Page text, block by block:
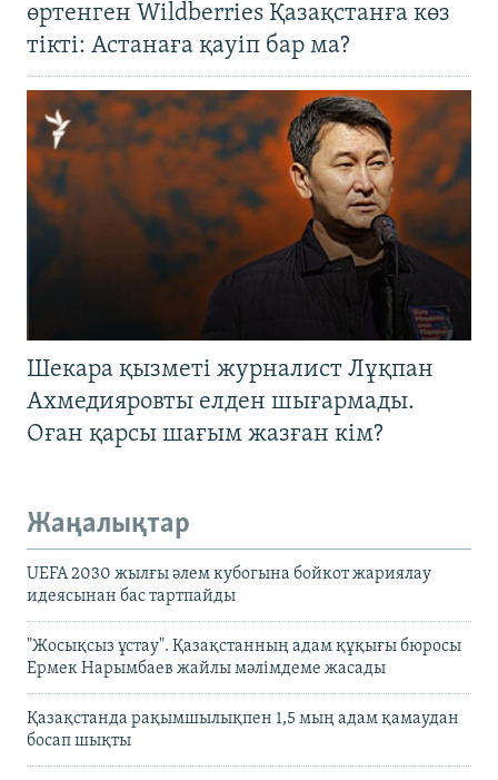
өртенген Wildberries Қазақстанға көз
тікті: Астанаға қауіп бар ма?
Шекара қызметі журналист Лұқпан
Ахмедияровты елден шығармады.
Оған қарсы шағым жазған кім?
Жаңалықтар
UEFA 2030 жылғы әлем кубогына бойкот жариялау
идеясынан бас тартпайды
"Жосықсыз ұстау". Қазақстанның адам құқығы бюросы
Ермек Нарымбаев жайлы мәлімдеме жасады
Қазақстанда рақымшылықпен 1,5 мың адам қамаудан
босап шықты